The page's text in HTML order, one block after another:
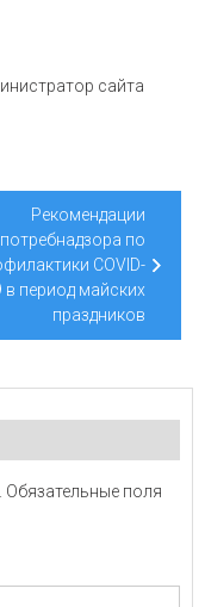
сайта
Рекомендации
по
COVID-
в период майских
праздников
Обязательные поля